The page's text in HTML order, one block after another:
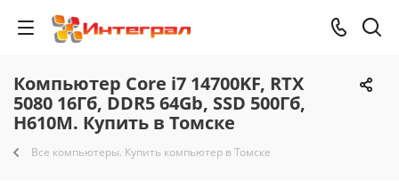
Компьютер Core i7 14700KF, RTX
5080 16Гб, DDR5 64Gb, SSD 500Гб,
H610M. Купить в Томске
Все компьютеры. Купить компьютер в Томске